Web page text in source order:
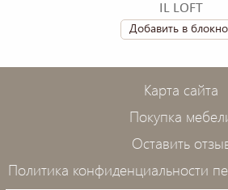
IL LOFT
Добавить в
Карта сайта
Покупка
Оставить
Политика конфиденциальности